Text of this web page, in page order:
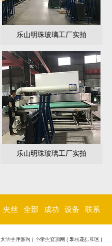
乐山明珠玻璃工厂实拍
乐山明珠玻璃工厂实拍
夹丝
玻璃
全部
玻璃
成功
案例
设备
环境
联系
我们
大学生伴游网 | 小学生资源网 | 攀枝花仁和区